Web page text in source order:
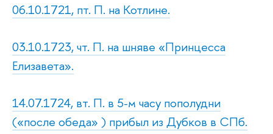
06.10.1721, пт. П. на Котлине.
03.10.1723, чт. П. на шняве «Принцесса
Елизавета».
14.07.1724, вт. П. в 5-м часу пополудни
(«после обеда» ) прибыл из Дубков в СПб.